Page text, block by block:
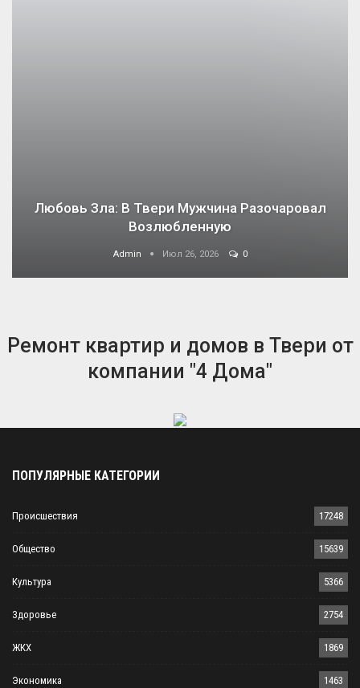
Любовь Зла: В Твери Мужчина Разочаровал
Возлюбленную
Admin Июл 26, 2026 0
Ремонт квартир и домов в Твери от
компании "4 Дома"
ПОПУЛЯРНЫЕ КАТЕГОРИИ
Происшествия 17248
Общество 15639
Культура 5366
Здоровье 2754
ЖКХ 1869
Экономика 1463